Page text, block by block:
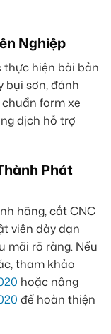
Nghiệp
thực hiện bài bản
bụi sơn, đánh
form xe
dịch hỗ trợ
Phát
hãng, cắt CNC
viên dày dạn
mãi rõ ràng. Nếu
tham khảo
hoặc nâng
để hoàn thiện